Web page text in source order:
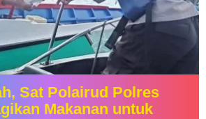
Sat Polairud Polres
Makanan untuk